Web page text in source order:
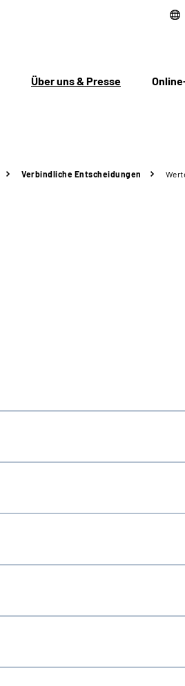
Über uns & Presse
Verbindliche Entscheidungen